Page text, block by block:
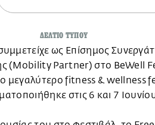
ΔΕΛΤΙΟ ΤΥΠΟΥ
ως Επίσημος
(Mobility Partner) στο BeWell
μεγαλύτερο fitness & wellness
στις 6 και 7